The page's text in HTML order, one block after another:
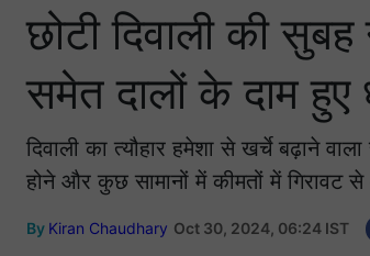
छोटी दिवाली की
समेत दालों के दाम
दिवाली का त्यौहार हमेशा से खर्चे बढ़ाने
होने और कुछ सामानों में कीमतों में
By Kiran Chaudhary Oct 30, 2024, 06:24 IST